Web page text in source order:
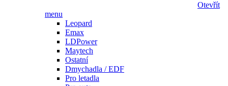
Otevřít
menu
Leopard
Emax
LDPower
Maytech
Ostatní
Dmychadla / EDF
Pro letadla